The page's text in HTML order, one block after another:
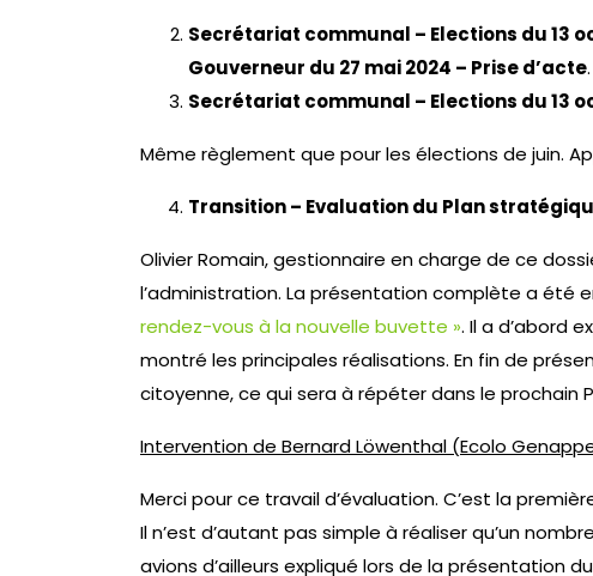
Secrétariat communal – Elections du 13
Gouverneur du 27 mai 2024 – Prise d’acte.
Secrétariat communal – Elections du 13
Même règlement que pour les élections de juin.
Transition – Evaluation du Plan
Olivier Romain, gestionnaire en charge de ce
l’administration. La présentation complète a été
rendez-vous à la nouvelle buvette ». Il a d’abord
montré les principales réalisations. En fin de
citoyenne, ce qui sera à répéter dans le prochain
Intervention de Bernard Löwenthal (Ecolo
Merci pour ce travail d’évaluation. C’est la
Il n’est d’autant pas simple à réaliser qu’un
avions d’ailleurs expliqué lors de la présentation